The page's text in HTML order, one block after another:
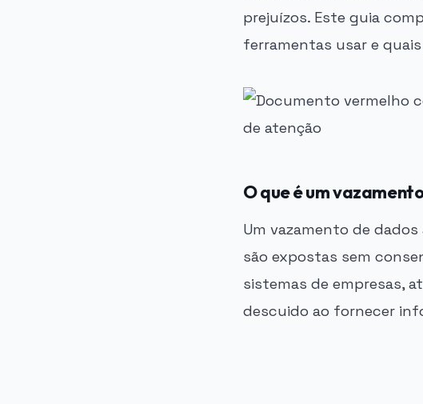
prejuízos. Este guia
ferramentas usar e
O que é um
Um vazamento de
são expostas sem
sistemas de empresas,
descuido ao fornecer